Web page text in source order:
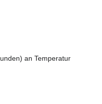
an Temperatur